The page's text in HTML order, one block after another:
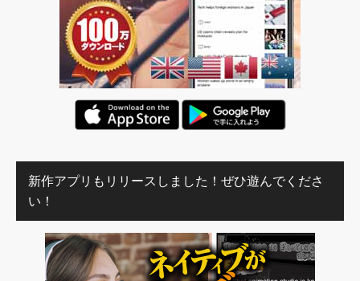
新作アプリもリリースしました！ぜひ遊んでくださ
い！